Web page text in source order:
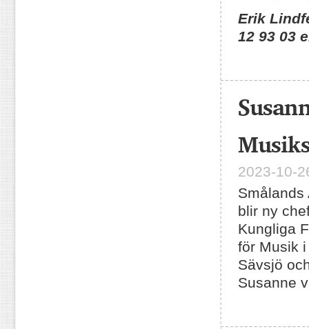
Erik
12 93 03
2023-10-
Smålands
blir ny
Kungliga
för Musik
Sävsjö
Susanne